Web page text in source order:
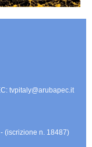
tvpitaly@arubapec.it
(iscrizione n. 18487)